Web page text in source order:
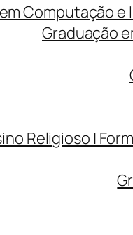
Computação e
Graduação
Religioso |